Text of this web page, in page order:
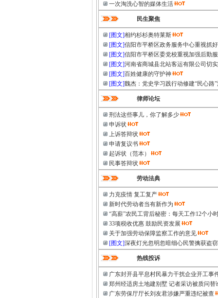
一次淘洗心智的媒体生活
民生聚焦
[图文]相约杉杉奥特莱斯
[图文]信阳市平桥区政务服务中心重视抓
[图文]信阳市平桥区委党校重视加强后勤
[图文]河南省商城县北站客运有限公司切
[图文]百姓健康的守护神
[图文]魏杰：党史学习践行动修建“民心路
律师论坛
刑法这些事儿，你了解多少
申诉状
上诉答辩状
申请复议书
起诉状（范本）
民事答辩状
劳动法典
力克疫情 复工复产
新时代劳动者当有新作为
“高薪”农民工背后秘密：每天工作12个小
33项税收优惠 鼓励民资发展
关于加强劳动保障监察工作的意见
[图文]深夜灯光忽明忽暗细心民警擒获盗
热线投诉
广东封开县平息村民暴力干扰企业开工事
郑州经适房土地建别墅 记者采访被质问替
广东劳保厅厅长刘友君涉嫌严重违纪被查